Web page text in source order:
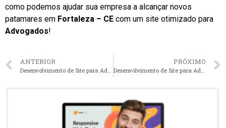
como podemos ajudar sua empresa a alcançar novos
patamares em Fortaleza – CE com um site otimizado para
Advogados!
ANTERIOR PRÓXIMO